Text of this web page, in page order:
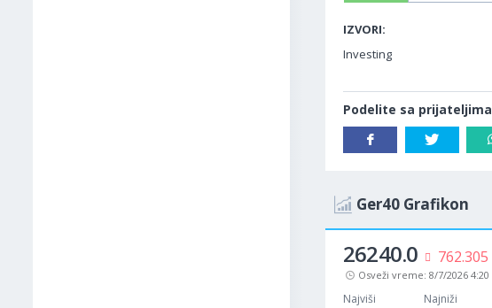
IZVORI:
Investing
Podelite sa prijateljima
Ger40 Grafikon
26240.0 762.305
Osveži vreme: 8/7/2026 4:20
Najviši Najniži